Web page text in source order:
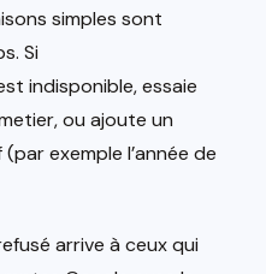
simples sont
Si
indisponible, essaie
ou ajoute un
exemple l’année de
arrive à ceux qui